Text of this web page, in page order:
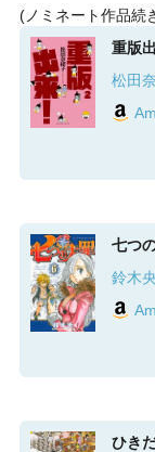
(ノミネート作品続
重版
松田
七つ
鈴木央
ひき